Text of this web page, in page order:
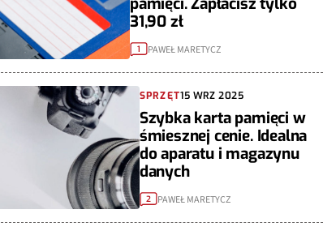
31,90 zł
1 PAWEŁ MARETYCZ
SPRZĘT15 WRZ 2025
Szybka karta pamięci w
śmiesznej cenie. Idealna
do aparatu i magazynu
danych
2 PAWEŁ MARETYCZ